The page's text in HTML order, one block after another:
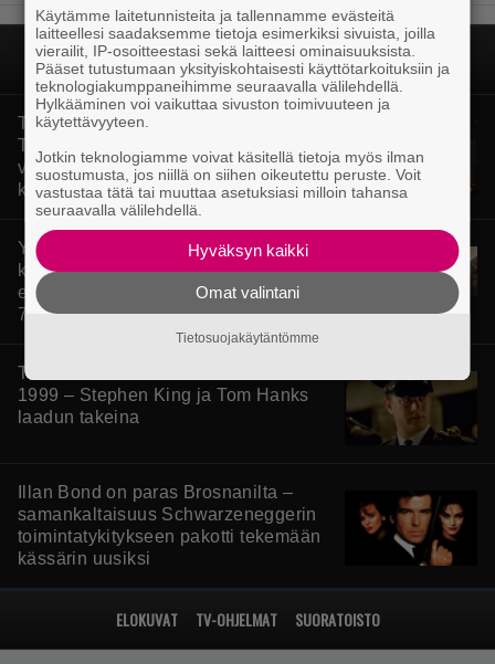
Tänään tv:ssä: Steven Spielbergin ja
Tom Cruisen kaveruus loppui 21
vuotta sitten – Syynä Cruisen nolo
käytös
Yöllä tv:ssä: Sotaelokuvan näyttelijät
kasvattivat lihakset nopeasti
erikoisella kikalla – IMDb-arvosana on
7,6
Tänään tv:ssä: Loistoleffa vuodelta
1999 – Stephen King ja Tom Hanks
laadun takeina
Illan Bond on paras Brosnanilta –
samankaltaisuus Schwarzeneggerin
toimintatykitykseen pakotti tekemään
kässärin uusiksi
ELOKUVAT TV-OHJELMAT SUORATOISTO
Käytämme laitetunnisteita ja tallennamme evästeitä
laitteellesi saadaksemme tietoja esimerkiksi sivuista, joilla
vierailit, IP-osoitteestasi sekä laitteesi ominaisuuksista.
Pääset tutustumaan yksityiskohtaisesti käyttötarkoituksiin ja
teknologiakumppaneihimme seuraavalla välilehdellä.
Hylkääminen voi vaikuttaa sivuston toimivuuteen ja
käytettävyyteen.
Jotkin teknologiamme voivat käsitellä tietoja myös ilman
suostumusta, jos niillä on siihen oikeutettu peruste. Voit
vastustaa tätä tai muuttaa asetuksiasi milloin tahansa
seuraavalla välilehdellä.
Hyväksyn kaikki
Omat valintani
Tietosuojakäytäntömme